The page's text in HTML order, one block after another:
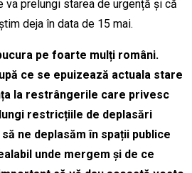
prelungi starea de urgență și că
deja în data de 15 mai.
pe foarte mulți români.
ce se epuizează actuala stare
la restrângerile care privesc
restricțiile de deplasări
ne deplasăm în spații publice
unde mergem și de ce